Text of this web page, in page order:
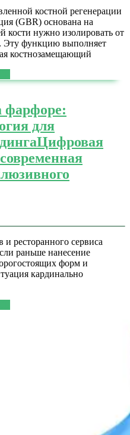
костной регенерации
(GBR) основана на
кости нужно изолировать от
Эту функцию выполняет
костнозамещающий
фарфоре:
для
Цифровая
ресторанного сервиса
раньше нанесение
форм и
кардинально